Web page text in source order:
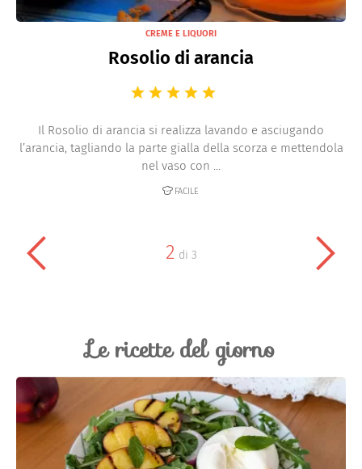
CREME E LIQUORI
Rosolio di arancia
Il Rosolio di arancia si realizza lavando e asciugando
l’arancia, tagliando la parte gialla della scorza e mettendola
nel vaso con ...
FACILE
2 di 3
Le ricette del giorno